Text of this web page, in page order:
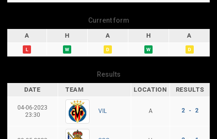
Current form
A H A H A
L W D W D
Results
DATE TEAM LOCATION RESULTS
04-06-2023
23:30
VIL A 2 - 2